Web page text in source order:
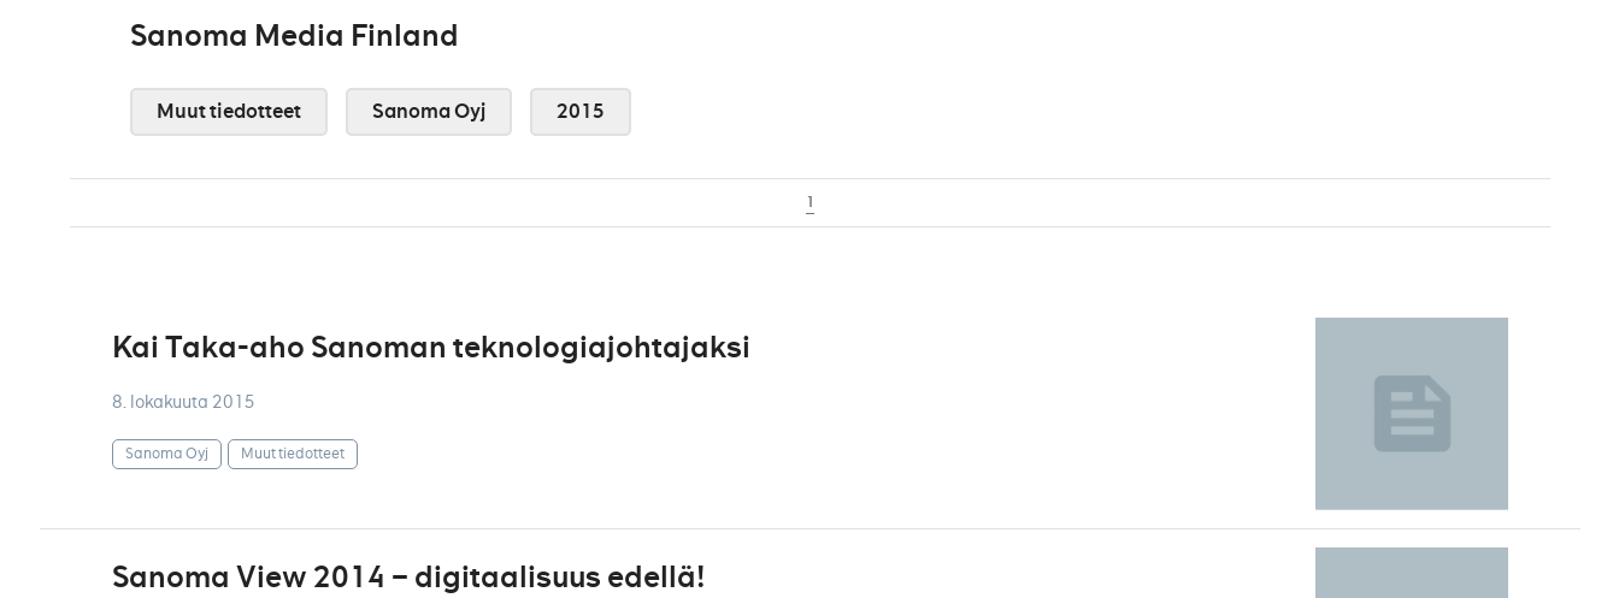
Sanoma Media Finland
Muut tiedotteet Sanoma Oyj 2015
1
Kai Taka-aho Sanoman teknologiajohtajaksi
8. lokakuuta 2015
Sanoma Oyj Muut tiedotteet
Sanoma View 2014 – digitaalisuus edellä!